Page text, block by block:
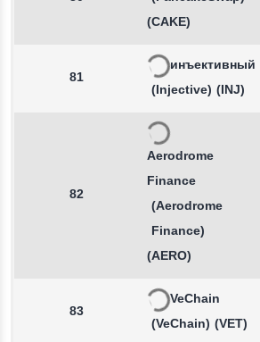
(CAKE)
81
инъективный
(Injective) (INJ)
82
Aerodrome
Finance
(Aerodrome
Finance)
(AERO)
83
VeChain
(VeChain) (VET)